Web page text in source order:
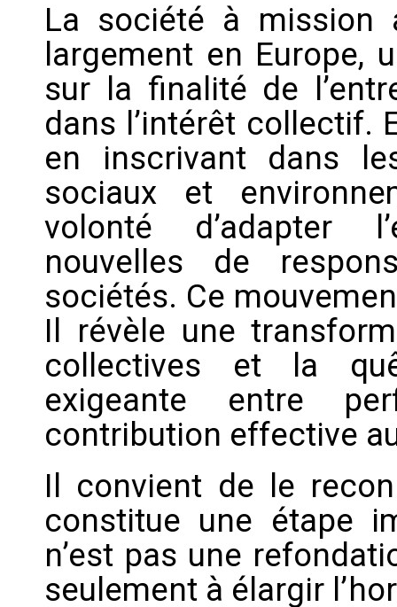
La société à mission
largement en Europe,
sur la finalité de
dans l’intérêt collectif.
en inscrivant dans
sociaux et
volonté d’adapter
nouvelles de
sociétés. Ce
Il révèle une
collectives et la
exigeante entre
contribution effective
Il convient de le
constitue une étape
n’est pas une
seulement à élargir